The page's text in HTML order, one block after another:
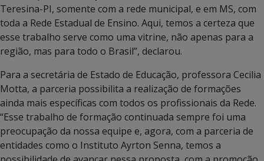
Teresina-PI, somente com a rede municipal, e em MS, com
toda a Rede Estadual de Ensino. Aqui, temos a certeza que
esse trabalho serve como uma vitrine, não apenas para a
região, mas para todo o Brasil”, declarou.
Para a secretária de Estado de Educação, professora Cecilia
Motta, a parceria possibilita a realização de formações
ainda mais específicas com todos os profissionais da Rede.
“Esse trabalho de formação continuada sempre foi uma
preocupação da nossa equipe e, agora, com a parceria de
entidades como o Instituto Ayrton Senna, temos a